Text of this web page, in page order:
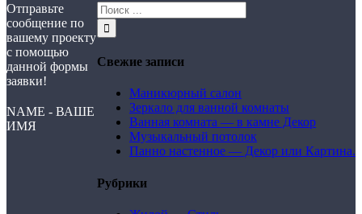
Свежие записи
Маникюрный салон
Зеркало для ванной комнаты
Ванная комната — в камне Декор
Музыкальный потолок
Панно настенное — Декор или Картина.
Рубрики
Отправьте
сообщение по
вашему проекту
с помощью
данной формы
заявки!
NAME - ВАШЕ
ИМЯ